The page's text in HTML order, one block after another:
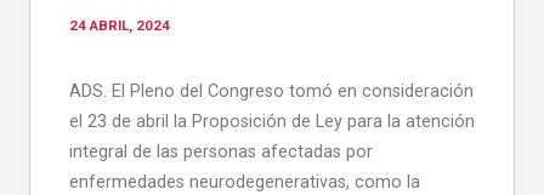
24 ABRIL, 2024
ADS. El Pleno del Congreso tomó en consideración
el 23 de abril la Proposición de Ley para la atención
integral de las personas afectadas por
enfermedades neurodegenerativas, como la